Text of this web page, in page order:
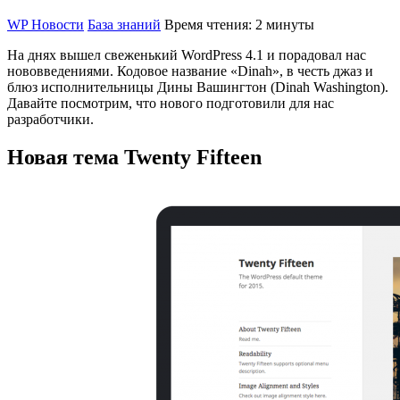
WP Новости База знаний Время чтения: 2 минуты
На днях вышел свеженький WordPress 4.1 и порадовал нас
нововведениями. Кодовое название «Dinah», в честь джаз и
блюз исполнительницы Дины Вашингтон (Dinah Washington).
Давайте посмотрим, что нового подготовили для нас
разработчики.
Новая тема Twenty Fifteen